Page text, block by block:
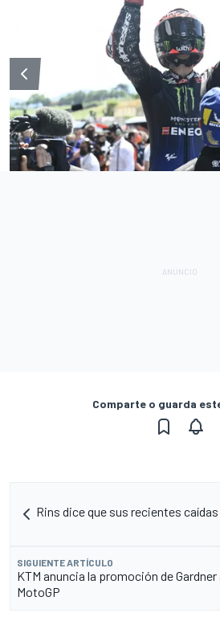
Comparte o guarda
Rins dice que sus recientes
SIGUIENTE ARTÍCULO
KTM anuncia la promoción de
MotoGP